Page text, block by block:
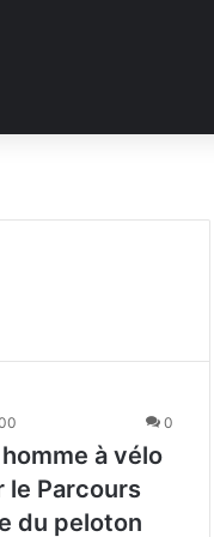
0
à vélo
le Parcours
du peloton